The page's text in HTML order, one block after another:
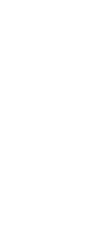
w
można
również
(unikaj
wyłączaniu
się w niej
baterii
baterii luzem